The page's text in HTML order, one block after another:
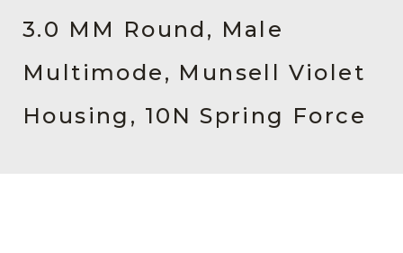
产品
资源
关于我们
3.0 MM Round, Male
Multimode, Munsell Violet
Housing, 10N Spring Force